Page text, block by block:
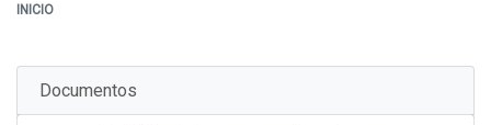
INICIO
Documentos